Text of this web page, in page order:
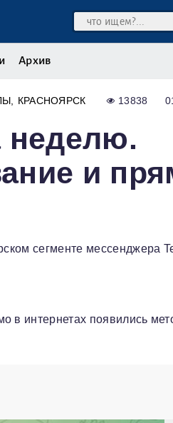
Архив
КРАСНОЯРСК 13838
неделю.
и
сегменте мессенджера
интернетах появились